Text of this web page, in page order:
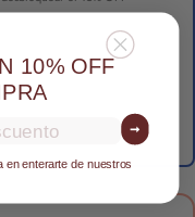
10% OFF
➞
en enterarte de nuestros